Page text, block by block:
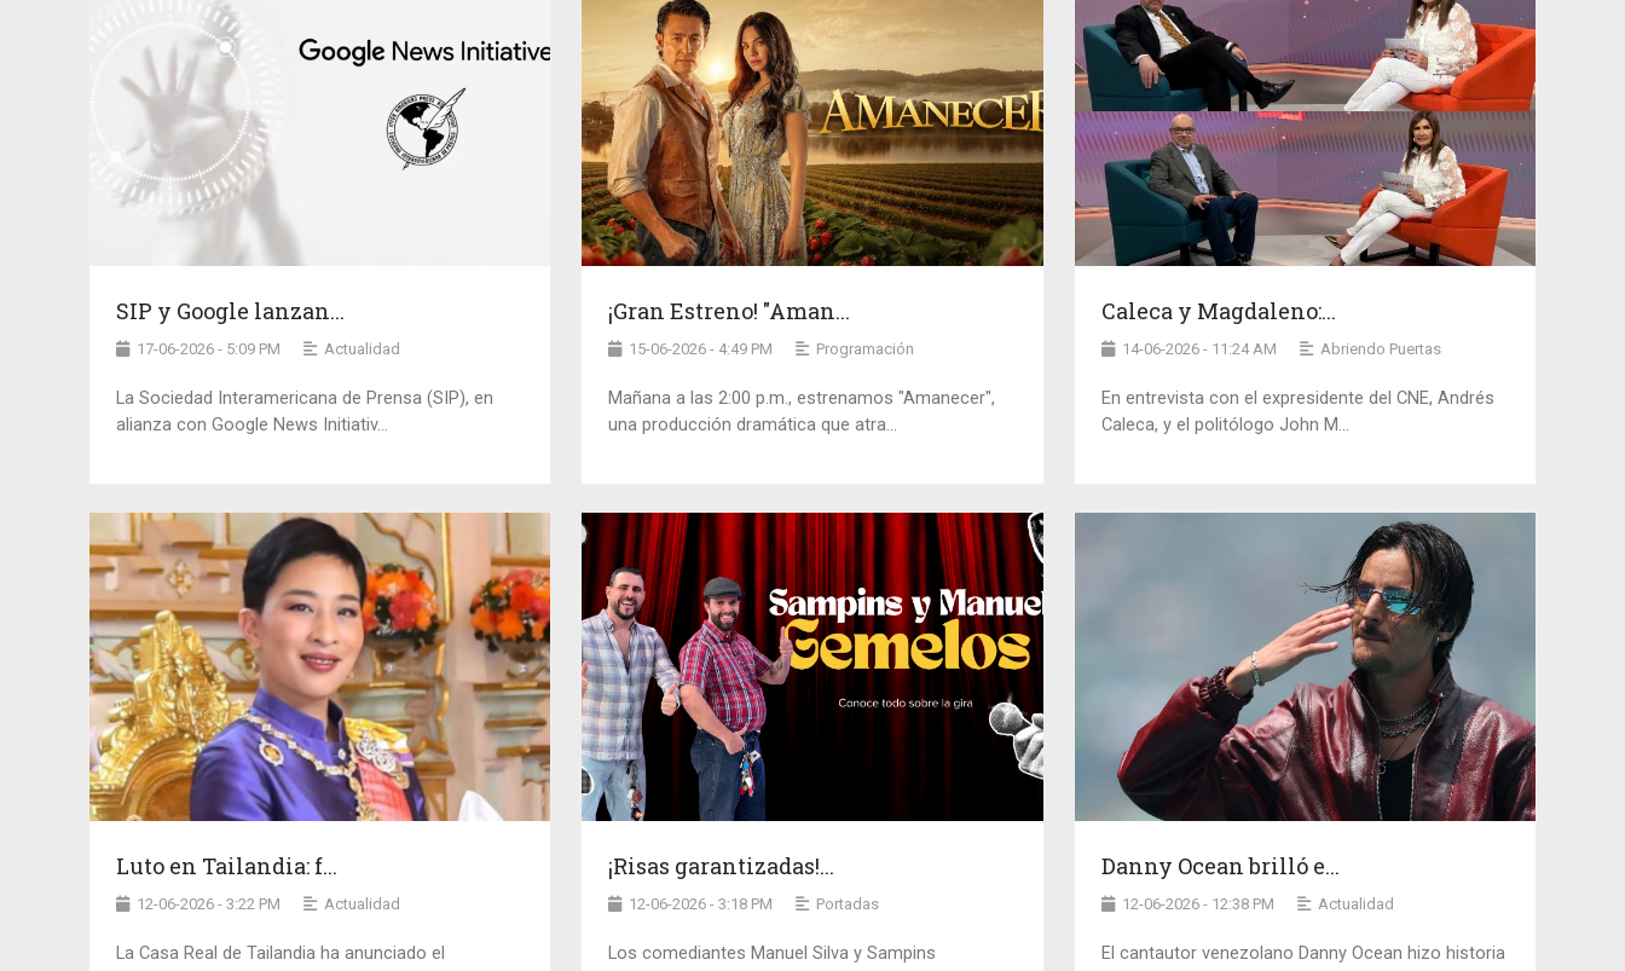
SIP y Google lanzan...
17-06-2026 - 5:09 PM Actualidad
La Sociedad Interamericana de Prensa (SIP), en
alianza con Google News Initiativ...
¡Gran Estreno! "Aman...
15-06-2026 - 4:49 PM Programación
Mañana a las 2:00 p.m., estrenamos "Amanecer",
una producción dramática que atra...
Caleca y Magdaleno:...
14-06-2026 - 11:24 AM Abriendo Puertas
En entrevista con el expresidente del CNE, Andrés
Caleca, y el politólogo John M...
Luto en Tailandia: f...
12-06-2026 - 3:22 PM Actualidad
La Casa Real de Tailandia ha anunciado el
¡Risas garantizadas!...
12-06-2026 - 3:18 PM Portadas
Los comediantes Manuel Silva y Sampins
Danny Ocean brilló e...
12-06-2026 - 12:38 PM Actualidad
El cantautor venezolano Danny Ocean hizo historia